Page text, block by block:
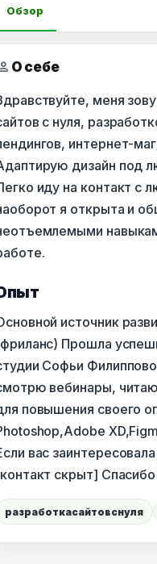
Обзор
О себе
меня
с нуля,
интернет-
дизайн под
иду на контакт с
я открыта и
источник
Прошла
Софьи
вебинары,
повышения своего
вас
скрыт]
разработкасайтовснуля